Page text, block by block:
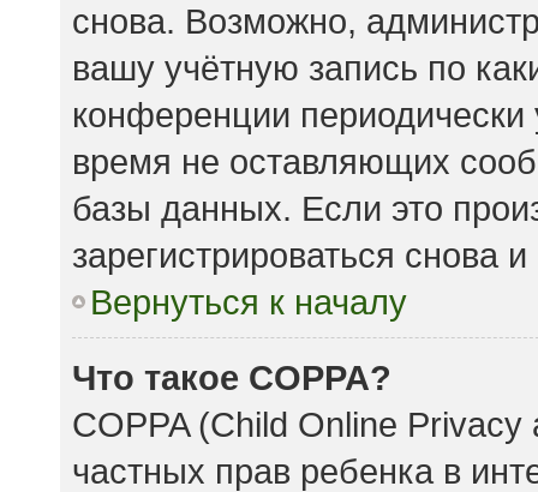
снова. Возможно,
вашу учётную запись по
конференции
время не оставляющих
базы данных. Если это
зарегистрироваться снова
Вернуться к началу
Что такое COPPA?
COPPA (Child Online
частных прав ребенка в